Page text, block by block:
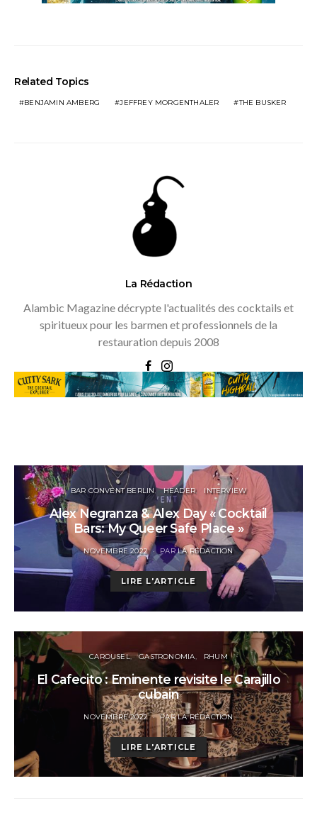
Related Topics
BENJAMIN AMBERG JEFFREY MORGENTHALER THE BUSKER
La Rédaction
Alambic Magazine décrypte l'actualités des cocktails et
spiritueux pour les barmen et professionnels de la
restauration depuis 2008
BAR CONVENT BERLIN HEADER INTERVIEW
Alex Negranza & Alex Day « Cocktail
Bars: My Queer Safe Place »
POSTED
ON
NOVEMBRE 2022 PAR LA RÉDACTION
LIRE L'ARTICLE
CAROUSEL GASTRONOMIA RHUM
El Cafecito : Eminente revisite le Carajillo
cubain
POSTED
ON
NOVEMBRE 2022 PAR LA RÉDACTION
LIRE L'ARTICLE